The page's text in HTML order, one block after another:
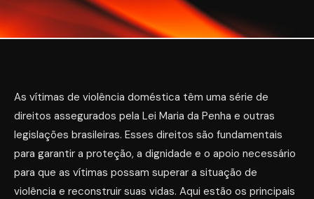
As vítimas de violência doméstica têm uma série de
direitos assegurados pela Lei Maria da Penha e outras
legislações brasileiras. Esses direitos são fundamentais
para garantir a proteção, a dignidade e o apoio necessário
para que as vítimas possam superar a situação de
violência e reconstruir suas vidas. Aqui estão os principais